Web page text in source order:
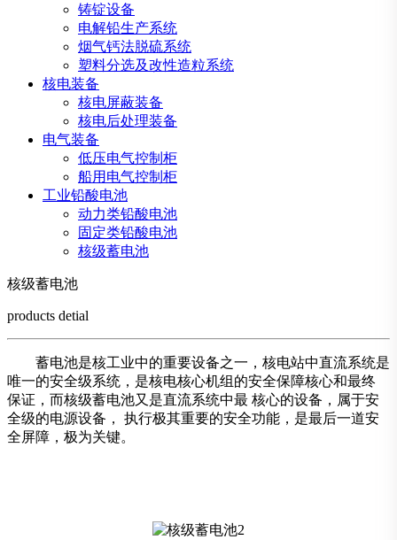
铸锭设备
电解铅生产系统
烟气钙法脱硫系统
塑料分选及改性造粒系统
核电装备
核电屏蔽装备
核电后处理装备
电气装备
低压电气控制柜
船用电气控制柜
工业铅酸电池
动力类铅酸电池
固定类铅酸电池
核级蓄电池
核级蓄电池
products detial
蓄电池是核工业中的重要设备之一，核电站中直流系统是
唯一的安全级系统，是核电核心机组的安全保障核心和最终
保证，而核级蓄电池又是直流系统中最 核心的设备，属于安
全级的电源设备， 执行极其重要的安全功能，是最后一道安
全屏障，极为关键。